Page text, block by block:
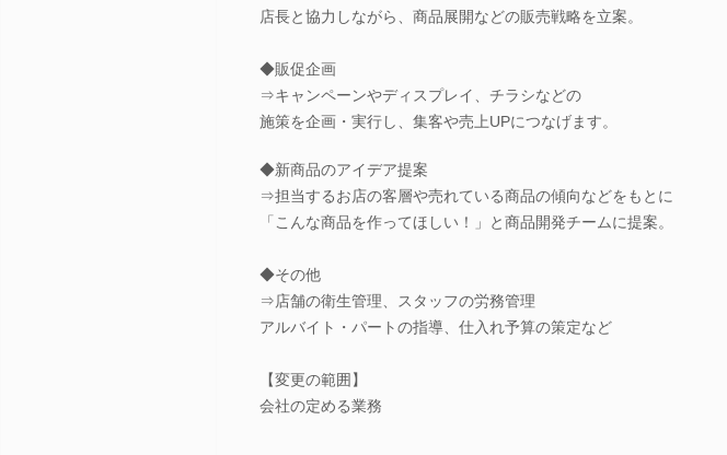
店長と協力しながら、商品展開などの販売戦略を立案。
◆販促企画
⇒キャンペーンやディスプレイ、チラシなどの
施策を企画・実行し、集客や売上UPにつなげます。
◆新商品のアイデア提案
⇒担当するお店の客層や売れている商品の傾向などをもとに
「こんな商品を作ってほしい！」と商品開発チームに提案。
◆その他
⇒店舗の衛生管理、スタッフの労務管理
アルバイト・パートの指導、仕入れ予算の策定など
【変更の範囲】
会社の定める業務